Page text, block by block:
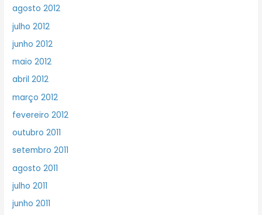
agosto 2012
julho 2012
junho 2012
maio 2012
abril 2012
março 2012
fevereiro 2012
outubro 2011
setembro 2011
agosto 2011
julho 2011
junho 2011